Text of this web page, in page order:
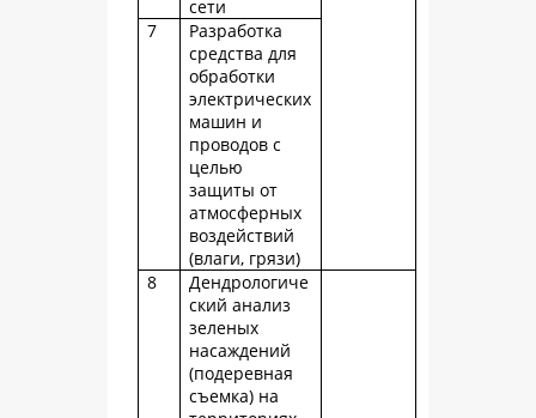
сети
7
Разработка
средства для
обработки
электрических
машин и
проводов с
целью
защиты от
атмосферных
воздействий
(влаги, грязи)
8
Дендрологиче
ский анализ
зеленых
насаждений
(подеревная
съемка) на